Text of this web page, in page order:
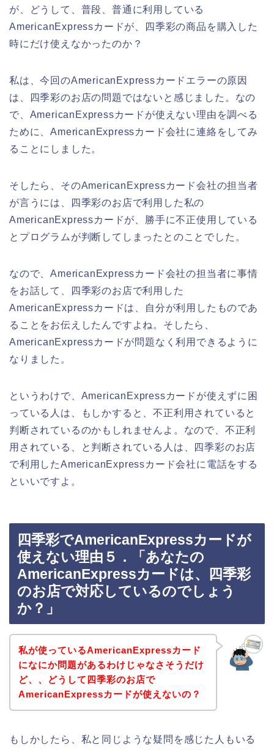
が、どうして、普段、普通に利用している
AmericanExpressカードが、四季彩の商品を購入した
時にだけ使えなかったのか？
私は、今回のAmericanExpressカードエラーの原因
は、四季彩のお店の問題ではないと感じました。なの
で、AmericanExpressカードが使えない理由を調べる
ために、AmericanExpressカード会社に連絡をしてみ
ることにしました。
そしたら、そのAmericanExpressカード会社の担当者
が言うには、四季彩のお店で利用した私の
AmericanExpressカードが、勝手に不正使用している
とプログラムが判断してしまったとのことでした。
なので、AmericanExpressカード会社の担当者に事情
をお話して、四季彩のお店で利用した
AmericanExpressカードは、自分が利用したものであ
ることをお伝えしたんですよね。そしたら、
AmericanExpressカードが問題なく利用できるように
なりました。
というわけで、AmericanExpressカードが使えずに困
っている人は、もしかすると、不正利用されていると
判断されているのかもしれませんよ。なので、不正利
用されている、と判断されている人は、四季彩のお店
で利用したAmericanExpressカード会社に電話をする
といいですよ。
四季彩でAmericanExpressカードが
使えない理由５．「あなたの
AmericanExpressカードは、四季彩
のお店で対応しているのでしょう
か？」
私が使っているAmericanExpressカード
になにか問題があるわけじゃなさそうだけ
ど、、どうして四季彩のお店で
AmericanExpressカードが使えないの？
もしかしたら、私と同じような疑問を感じた人もいる